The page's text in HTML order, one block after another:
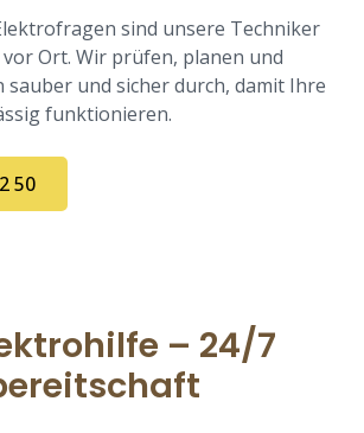
sind unsere Techniker
Ort. Wir prüfen, planen und
und sicher durch, damit Ihre
funktionieren.
50
– 24/7